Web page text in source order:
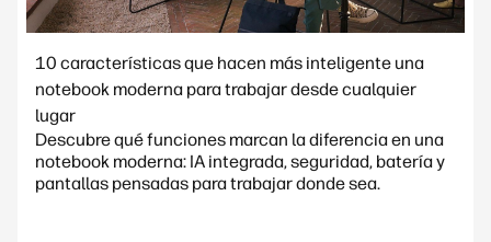
10 características que hacen más inteligente una
notebook moderna para trabajar desde cualquier
lugar
Descubre qué funciones marcan la diferencia en una
notebook moderna: IA integrada, seguridad, batería y
pantallas pensadas para trabajar donde sea.